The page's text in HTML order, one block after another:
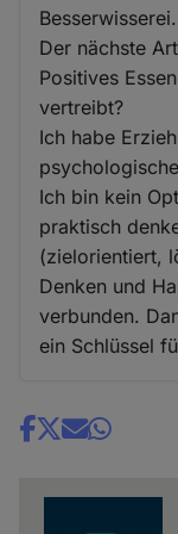
Besserwisserei.
Der nächste
Positives
vertreibt?
Ich habe
Ich bin kein
praktisch
(zielorientiert,
Denken und
verbunden.
ein Schlüssel
Share